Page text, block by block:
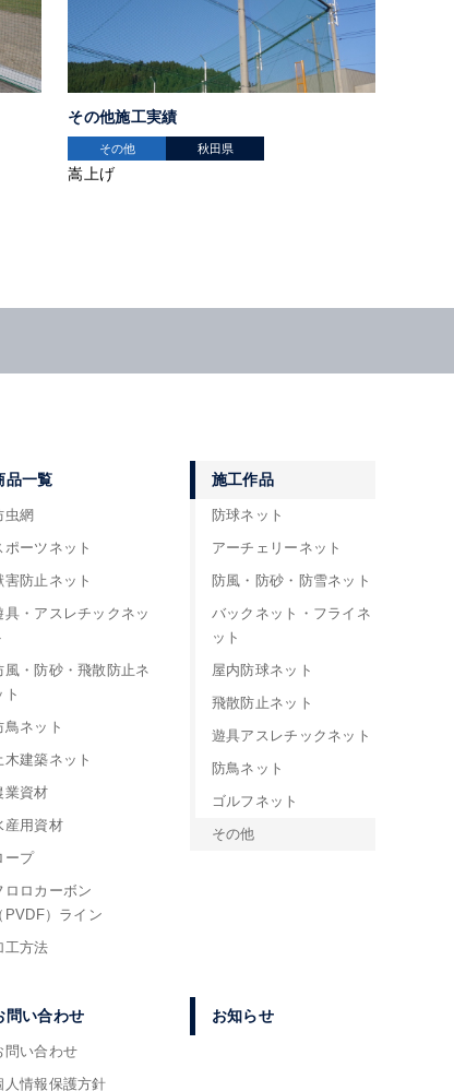
その他施工実績
その他 秋田県
嵩上げ
品一覧
虫網
ポーツネット
害防止ネット
具・アスレチックネッ
風・防砂・飛散防止ネ
ト
鳥ネット
木建築ネット
業資材
産用資材
ープ
ロロカーボン
PVDF）ライン
工方法
施工作品
防球ネット
アーチェリーネット
防風・防砂・防雪ネット
バックネット・フライネ
ット
屋内防球ネット
飛散防止ネット
遊具アスレチックネット
防鳥ネット
ゴルフネット
その他
問い合わせ
問い合わせ
人情報保護方針
お知らせ